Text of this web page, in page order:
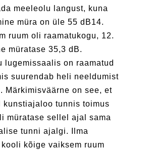
meeleolu langust, kuna
müra on üle 55 dB14.
ruum oli raamatukogu, 12.
müratase 35,3 dB.
lugemissaalis on raamatud
suurendab heli neeldumist
Märkimisväärne on see, et
kunstiajaloo tunnis toimus
müratase sellel ajal sama
tunni ajalgi. Ilma
kõige vaiksem ruum